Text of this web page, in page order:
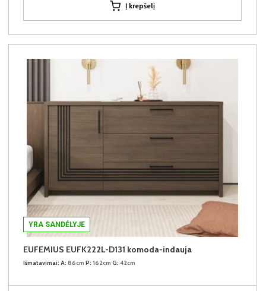
Į krepšelį
YRA SANDĖLYJE
EUFEMIUS EUFK222L-D131 komoda-indauja
Išmatavimai: A: 86cm P: 162cm G: 42cm